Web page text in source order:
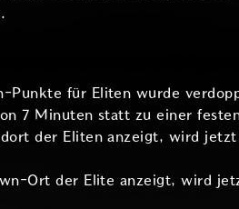
Punkte für Eliten wurde
7 Minuten statt zu einer
der Eliten anzeigt, wird
Ort der Elite anzeigt, wird